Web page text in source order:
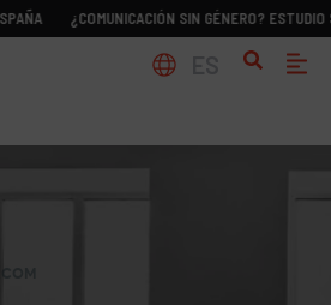
¿COMUNICACIÓN SIN GÉNERO? ESTUDIO SOBRE